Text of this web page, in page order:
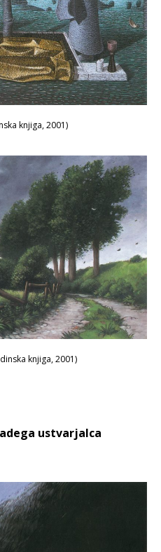
knjiga, 2001)
knjiga, 2001)
ustvarjalca